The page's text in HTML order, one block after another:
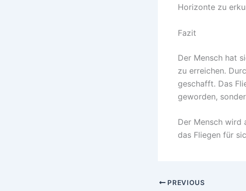
Horizonte zu
Fazit
Der Mensch hat
zu erreichen.
geschafft. Das
geworden,
Der Mensch wird
das Fliegen für
PREVIOUS